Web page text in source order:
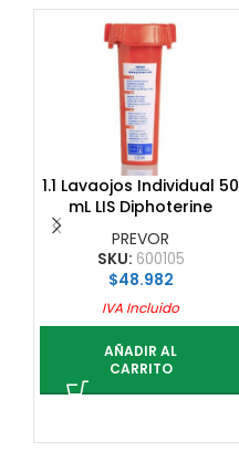
1.1 Lavaojos Individual 50
mL LIS Diphoterine
PREVOR
SKU: 600105
$48.982
IVA Incluido
AÑADIR AL
CARRITO